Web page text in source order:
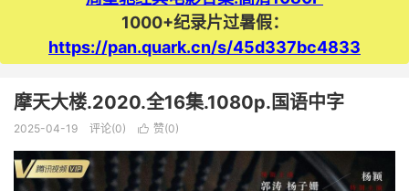
1000+纪录片过暑假：
https://pan.quark.cn/s/45d337bc4833
摩天大楼.2020.全16集.1080p.国语中字
2025-04-19 评论(0)  赞(0)